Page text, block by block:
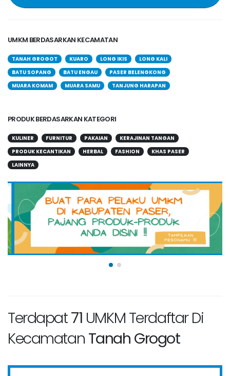
UMKM BERDASARKAN KECAMATAN
TANAH GROGOT KUARO LONG IKIS
LONG KALI
BATU SOPANG
BATU ENGAU
PASER BELENGKONG
MUARA KOMAM
MUARA SAMU TANJUNG HARAPAN
PRODUK BERDASARKAN KATEGORI
KULINER FURNITUR PAKAIAN
KERAJINAN TANGAN
PRODUK KECANTIKAN
HERBAL FASHION
KHAS PASER
LAINNYA
Terdapat71 UMKM Terdaftar Di
Kecamatan Tanah Grogot